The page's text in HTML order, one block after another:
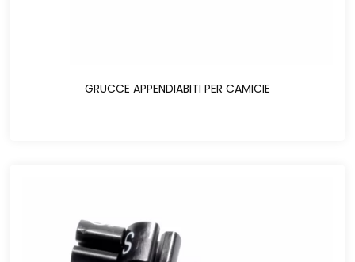
GRUCCE APPENDIABITI PER CAMICIE